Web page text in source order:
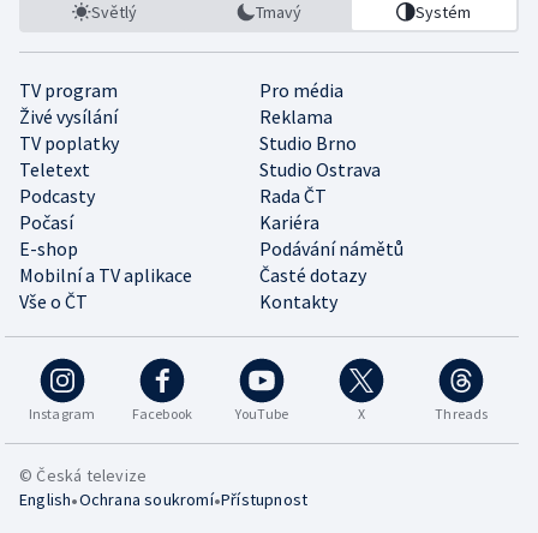
Světlý Tmavý Systém
TV program
Pro média
Živé vysílání
Reklama
TV poplatky
Studio Brno
Teletext
Studio Ostrava
Podcasty
Rada ČT
Počasí
Kariéra
E-shop
Podávání námětů
Mobilní a TV aplikace
Časté dotazy
Vše o ČT
Kontakty
Instagram Facebook YouTube X Threads
© Česká televize
English•Ochrana soukromí•Přístupnost